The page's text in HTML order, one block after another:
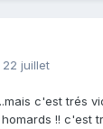
22 juillet
c'est trés
!! c'est